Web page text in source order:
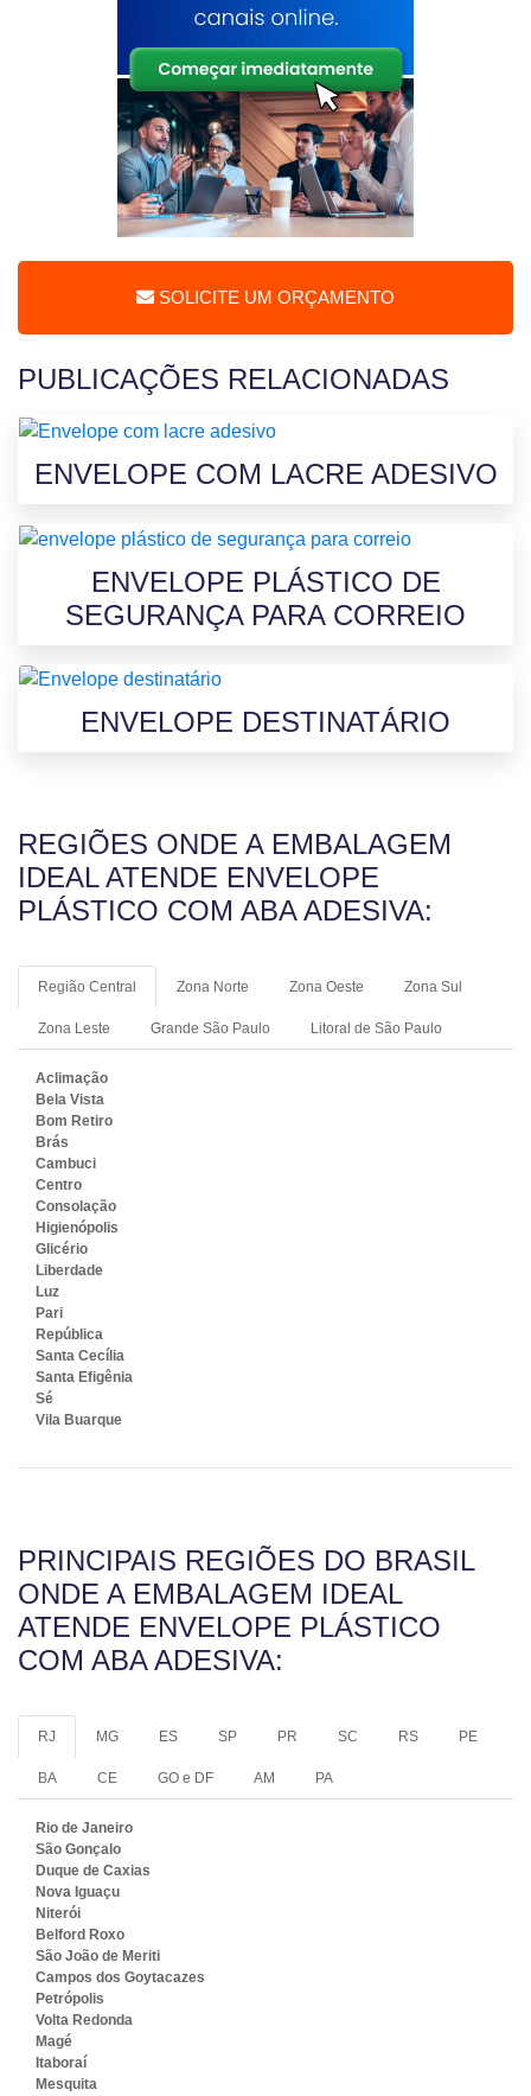
SOLICITE UM ORÇAMENTO
PUBLICAÇÕES RELACIONADAS
ENVELOPE COM LACRE ADESIVO
ENVELOPE PLÁSTICO DE
SEGURANÇA PARA CORREIO
ENVELOPE DESTINATÁRIO
REGIÕES ONDE A EMBALAGEM
IDEAL ATENDE ENVELOPE
PLÁSTICO COM ABA ADESIVA:
Região Central Zona Norte Zona Oeste Zona Sul
Zona Leste Grande São Paulo Litoral de São Paulo
Aclimação
Bela Vista
Bom Retiro
Brás
Cambuci
Centro
Consolação
Higienópolis
Glicério
Liberdade
Luz
Pari
República
Santa Cecília
Santa Efigênia
Sé
Vila Buarque
PRINCIPAIS REGIÕES DO BRASIL
ONDE A EMBALAGEM IDEAL
ATENDE ENVELOPE PLÁSTICO
COM ABA ADESIVA:
RJ MG ES SP PR SC RS PE
BA CE GO e DF AM PA
Rio de Janeiro
São Gonçalo
Duque de Caxias
Nova Iguaçu
Niterói
Belford Roxo
São João de Meriti
Campos dos Goytacazes
Petrópolis
Volta Redonda
Magé
Itaboraí
Mesquita